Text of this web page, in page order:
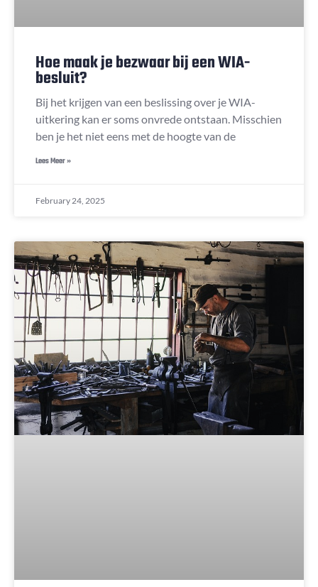
Hoe maak je bezwaar bij een WIA-
besluit?
Bij het krijgen van een beslissing over je WIA-
uitkering kan er soms onvrede ontstaan. Misschien
ben je het niet eens met de hoogte van de
Lees Meer »
February 24, 2025